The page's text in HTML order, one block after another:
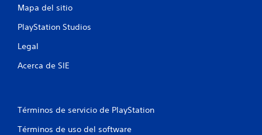
Mapa del sitio
PlayStation Studios
Legal
Acerca de SIE
Términos de servicio de PlayStation
Términos de uso del software